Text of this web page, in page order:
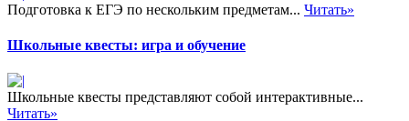
Подготовка к ЕГЭ по нескольким предметам... Читать»
Школьные квесты: игра и обучение
Школьные квесты представляют собой интерактивные...
Читать»